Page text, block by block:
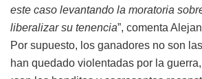
este caso levantando la moratoria
liberalizar su tenencia”, comenta
Por supuesto, los ganadores no son
han quedado violentadas por la